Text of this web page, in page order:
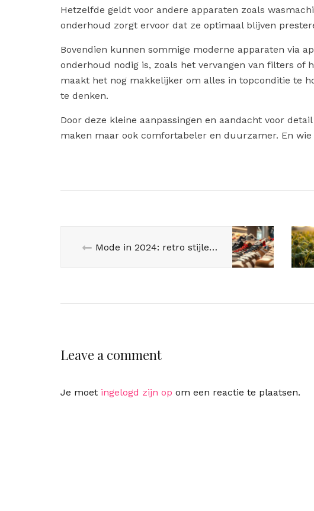
Hetzelfde geldt voor andere apparaten zoals
onderhoud zorgt ervoor dat ze optimaal blijven
Bovendien kunnen sommige moderne apparaten via
onderhoud nodig is, zoals het vervangen van filters of
maakt het nog makkelijker om alles in topconditie te
te denken.
Door deze kleine aanpassingen en aandacht voor
maken maar ook comfortabeler en duurzamer. En
Mode in 2024: retro stijlen, duurzaamheid en tech innovaties
Leave a comment
Je moet ingelogd zijn op om een reactie te plaatsen.